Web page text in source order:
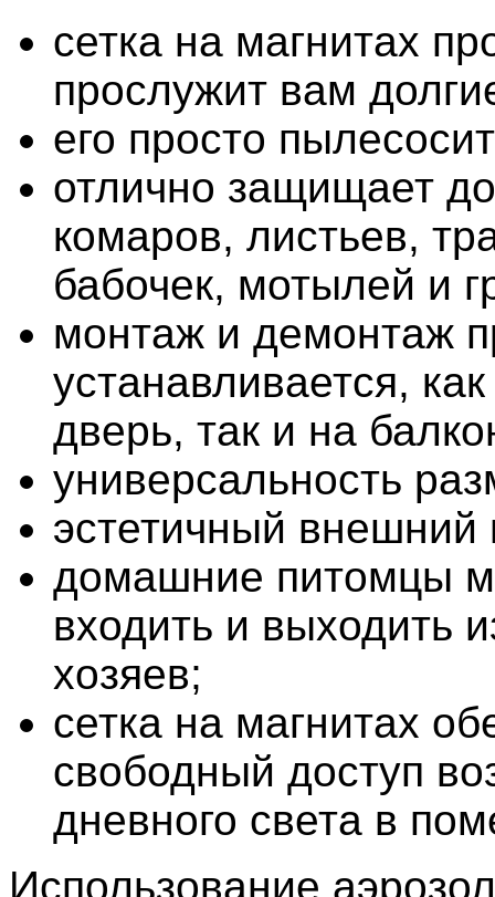
сетка на магнитах
прослужит вам
его просто
отлично защищает
комаров, листьев,
бабочек, мотылей и
монтаж и демонтаж
устанавливается,
дверь, так и на
универсальность
эстетичный внешний
домашние питомцы
входить и выходить
хозяев;
сетка на магнитах
свободный доступ
дневного света в
Использование